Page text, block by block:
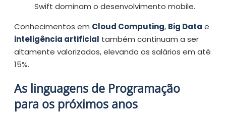
Swift dominam o desenvolvimento mobile.
Conhecimentos em Cloud Computing, Big Data e
inteligência artificial também continuam a ser
altamente valorizados, elevando os salários em até
15%.
As linguagens de Programação
para os próximos anos